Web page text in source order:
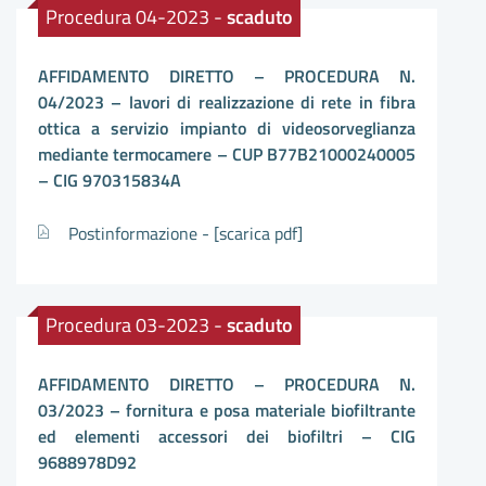
Procedura 04-2023 -scaduto
AFFIDAMENTO DIRETTO – PROCEDURA N.
04/2023 – lavori di realizzazione di rete in fibra
ottica a servizio impianto di videosorveglianza
mediante termocamere – CUP B77B21000240005
– CIG 970315834A
Postinformazione - [scarica pdf]
Procedura 03-2023 -scaduto
AFFIDAMENTO DIRETTO – PROCEDURA N.
03/2023 – fornitura e posa materiale biofiltrante
ed elementi accessori dei biofiltri – CIG
9688978D92